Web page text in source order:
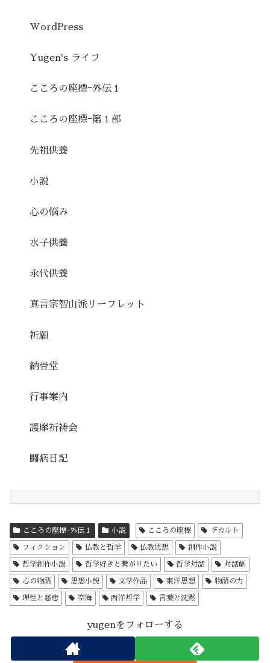
WordPress
Yugen's ライフ
こころの座標ｰ外伝１
こころの座標ｰ第１部
先祖供養
小説
心の悩み
水子供養
永代供養
真言宗智山派リーフレット
祈願
納骨堂
行事案内
護摩祈祷会
闘病日記
こころの座標ｰ外伝１ 小説 こころの座標 デカルト
フィクション 仏教と哲学 仏教思想 創作小説
哲学創作小説 哲学好きと繋がりたい 哲学対話 対話劇
心の物語 思想小説 文学作品 東洋思想 物語の力
理性と慈悲 空海 西洋哲学 言葉と沈黙
yugenをフォローする